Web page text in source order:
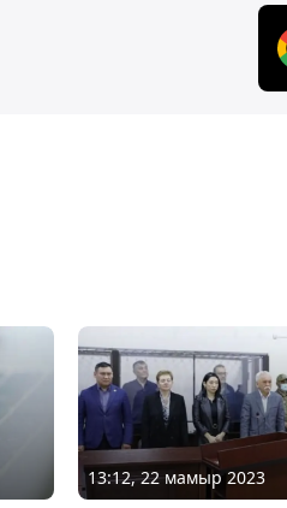
13:12, 22 мамыр 2023